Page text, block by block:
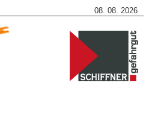
08. 08. 2026